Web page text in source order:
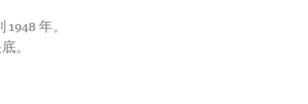
年。
。